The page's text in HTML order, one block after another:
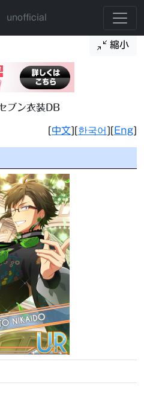
unofficial
縮小
ブン衣装DB
[中文][한국어 ][Eng]